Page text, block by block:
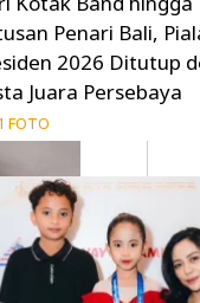
Gala 2026,
Penari Bali,
2026 Ditutup
Juara Persebaya
FOTO